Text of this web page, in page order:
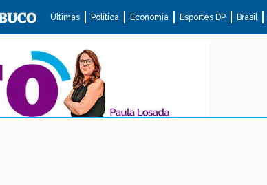
Últimas Política Economia Esportes DP Brasil